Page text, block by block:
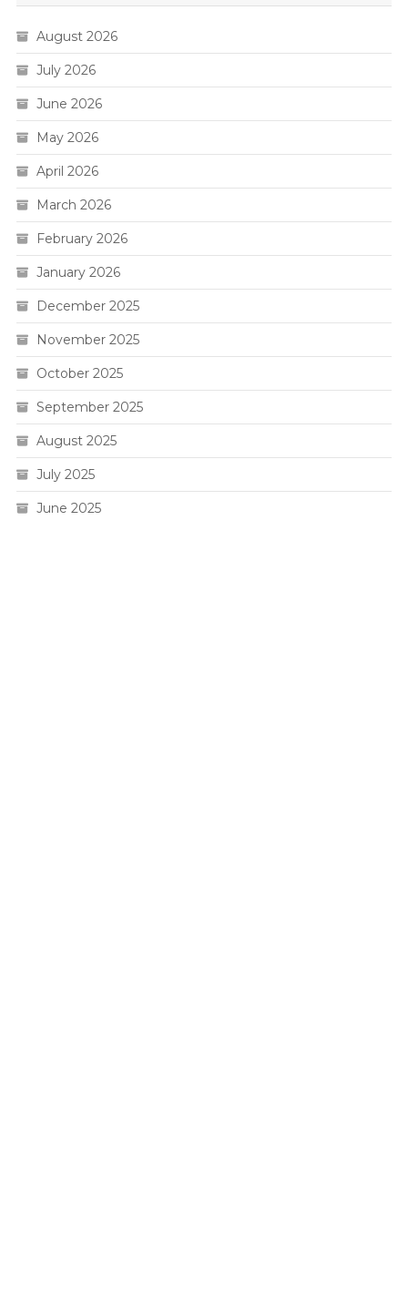
August 2026
July 2026
June 2026
May 2026
April 2026
March 2026
February 2026
January 2026
December 2025
November 2025
October 2025
September 2025
August 2025
July 2025
June 2025